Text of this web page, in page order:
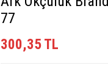
77
300,35TL